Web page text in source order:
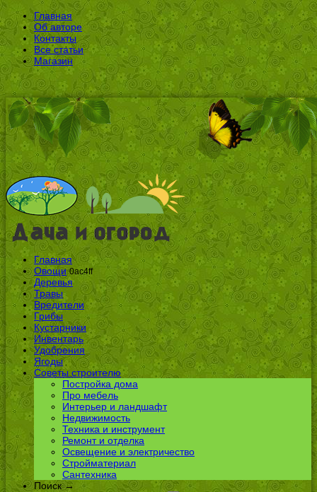
Главная
Об авторе
Контакты
Все статьи
Магазин
Главная
Овощи 0ac4ff
Деревья
Травы
Вредители
Грибы
Кустарники
Инвентарь
Удобрения
Ягоды
Советы строителю
Постройка дома
Про мебель
Интерьер и ландшафт
Недвижимость
Техника и инструмент
Ремонт и отделка
Освещение и электричество
Стройматериал
Сантехника
Поиск →